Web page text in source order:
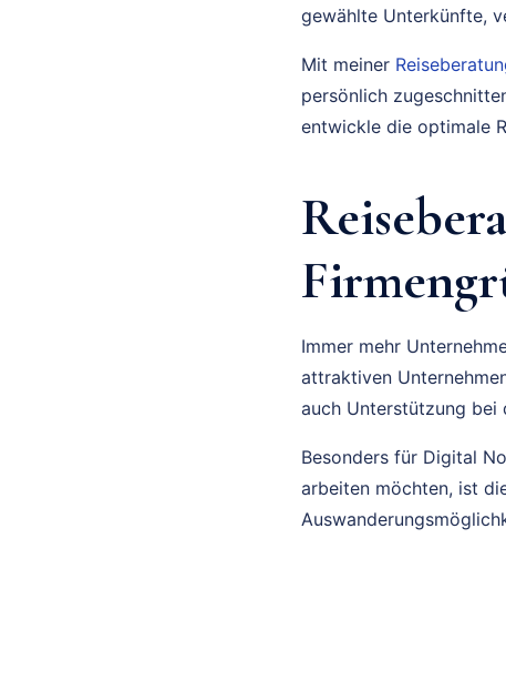
gewählte Unterkünfte,
Mit meiner
persönlich
entwickle die optimale
Immer mehr
attraktiven
auch Unterstützung bei
Besonders für Digital
arbeiten möchten, ist